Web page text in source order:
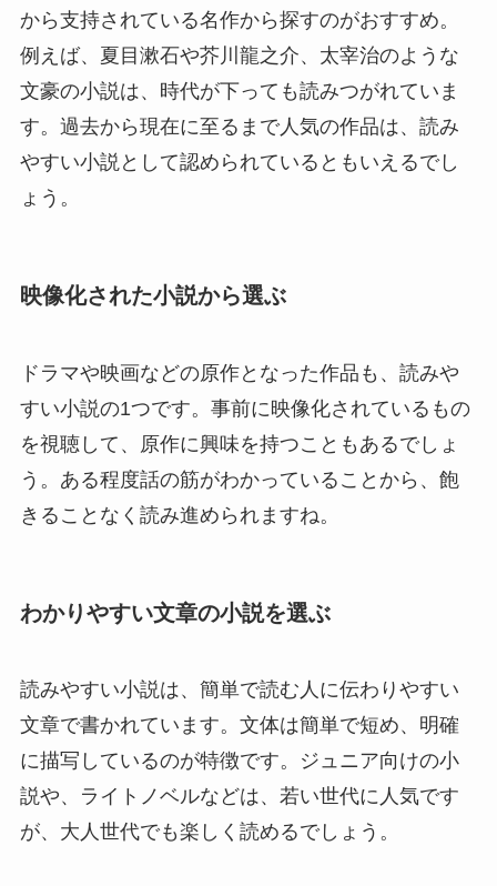
から支持されている名作から探すのがおすすめ。
例えば、夏目漱石や芥川龍之介、太宰治のような
文豪の小説は、時代が下っても読みつがれていま
す。過去から現在に至るまで人気の作品は、読み
やすい小説として認められているともいえるでし
ょう。
映像化された小説から選ぶ
ドラマや映画などの原作となった作品も、読みや
すい小説の1つです。事前に映像化されているもの
を視聴して、原作に興味を持つこともあるでしょ
う。ある程度話の筋がわかっていることから、飽
きることなく読み進められますね。
わかりやすい文章の小説を選ぶ
読みやすい小説は、簡単で読む人に伝わりやすい
文章で書かれています。文体は簡単で短め、明確
に描写しているのが特徴です。ジュニア向けの小
説や、ライトノベルなどは、若い世代に人気です
が、大人世代でも楽しく読めるでしょう。